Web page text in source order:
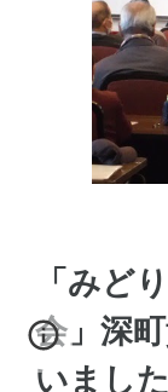
「みど
会」深
いました